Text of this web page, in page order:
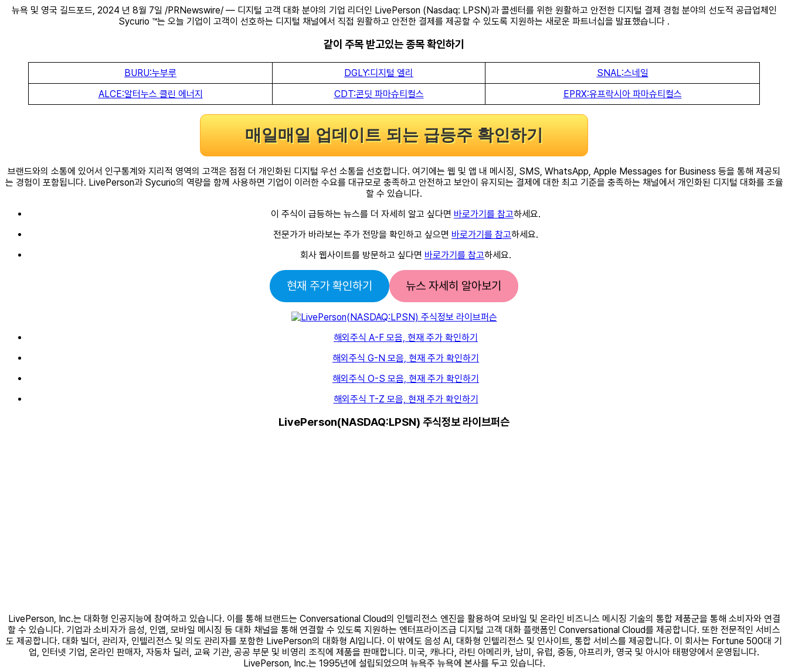
뉴욕 및 영국 길드포드, 2024 년 8월 7일 /PRNewswire/ — 디지털 고객 대화 분야의 기업 리더인 LivePerson (Nasdaq: LPSN)과 콜센터를 위한 원활하고 안전한 디지털 결제 경험 분야의 선도적 공급업체인
Sycurio ™는 오늘 기업이 고객이 선호하는 디지털 채널에서 직접 원활하고 안전한 결제를 제공할 수 있도록 지원하는 새로운 파트너십을 발표했습니다 .
같이 주목 받고있는 종목 확인하기
BURU:누부루 DGLY:디지털 엘리
SNAL:스네일
ALCE:알터누스 클린 에너지
CDT:콘딧 파마슈티컬스 EPRX:유프락시아 파마슈티컬스
매일매일 업데이트 되는 급등주 확인하기
브랜드와의 소통에 있어서 인구통계와 지리적 영역의 고객은 점점 더 개인화된 디지털 우선 소통을 선호합니다. 여기에는 웹 및 앱 내 메시징, SMS, WhatsApp, Apple Messages for Business 등을 통해 제공되
는 경험이 포함됩니다. LivePerson과 Sycurio의 역량을 함께 사용하면 기업이 이러한 수요를 대규모로 충족하고 안전하고 보안이 유지되는 결제에 대한 최고 기준을 충족하는 채널에서 개인화된 디지털 대화를 조율
할 수 있습니다.
이 주식이 급등하는 뉴스를 더 자세히 알고 싶다면 바로가기를 참고하세요.
전문가가 바라보는 주가 전망을 확인하고 싶으면 바로가기를 참고하세요.
회사 웹사이트를 방문하고 싶다면 바로가기를 참고하세요.
현재 주가 확인하기 뉴스 자세히 알아보기
해외주식 A-F 모음, 현재 주가 확인하기
해외주식 G-N 모음, 현재 주가 확인하기
해외주식 O-S 모음, 현재 주가 확인하기
해외주식 T-Z 모음, 현재 주가 확인하기
LivePerson(NASDAQ:LPSN) 주식정보 라이브퍼슨
LivePerson, Inc.는 대화형 인공지능에 참여하고 있습니다. 이를 통해 브랜드는 Conversational Cloud의 인텔리전스 엔진을 활용하여 모바일 및 온라인 비즈니스 메시징 기술의 통합 제품군을 통해 소비자와 연결
할 수 있습니다. 기업과 소비자가 음성, 인앱, 모바일 메시징 등 대화 채널을 통해 연결할 수 있도록 지원하는 엔터프라이즈급 디지털 고객 대화 플랫폼인 Conversational Cloud를 제공합니다. 또한 전문적인 서비스
도 제공합니다. 대화 빌더, 관리자, 인텔리전스 및 의도 관리자를 포함한 LivePerson의 대화형 AI입니다. 이 밖에도 음성 AI, 대화형 인텔리전스 및 인사이트, 통합 서비스를 제공합니다. 이 회사는 Fortune 500대 기
업, 인터넷 기업, 온라인 판매자, 자동차 딜러, 교육 기관, 공공 부문 및 비영리 조직에 제품을 판매합니다. 미국, 캐나다, 라틴 아메리카, 남미, 유럽, 중동, 아프리카, 영국 및 아시아 태평양에서 운영됩니다.
LivePerson, Inc.는 1995년에 설립되었으며 뉴욕주 뉴욕에 본사를 두고 있습니다.